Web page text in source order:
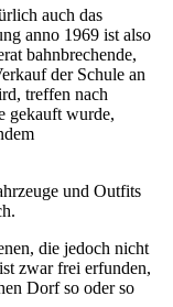
auch das
anno 1969 ist also
bahnbrechende,
der Schule an
treffen nach
gekauft wurde,
und Outfits
die jedoch nicht
zwar frei erfunden,
Dorf so oder so